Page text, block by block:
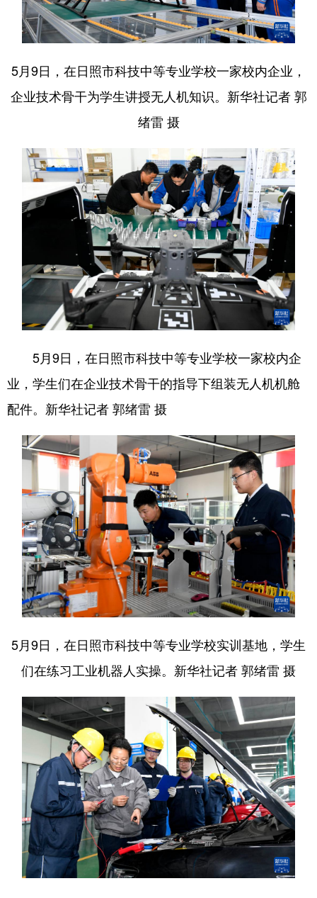
5月9日，在日照市科技中等专业学校一家校内企业，
企业技术骨干为学生讲授无人机知识。新华社记者 郭
绪雷 摄
5月9日，在日照市科技中等专业学校一家校内企
业，学生们在企业技术骨干的指导下组装无人机机舱
配件。新华社记者 郭绪雷 摄
5月9日，在日照市科技中等专业学校实训基地，学生
们在练习工业机器人实操。新华社记者 郭绪雷 摄